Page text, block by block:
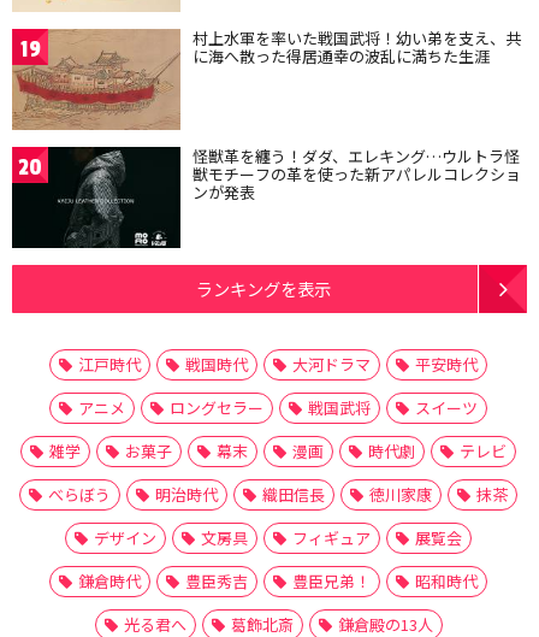
19 村上水軍を率いた戦国武将！幼い弟を支え、共
に海へ散った得居通幸の波乱に満ちた生涯
20 怪獣革を纏う！ダダ、エレキング…ウルトラ怪
獣モチーフの革を使った新アパレルコレクショ
ンが発表
ランキングを表示
江戸時代 戦国時代 大河ドラマ
平安時代
アニメ
ロングセラー 戦国武将
スイーツ
雑学
お菓子 幕末 漫画 時代劇
テレビ
べらぼう
明治時代 織田信長 徳川家康
抹茶
デザイン
文房具 フィギュア
展覧会
鎌倉時代
豊臣秀吉 豊臣兄弟！
昭和時代
光る君へ
葛飾北斎 鎌倉殿の13人